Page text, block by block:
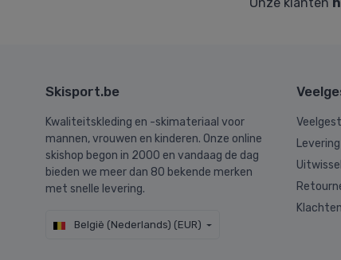
Onze klanten
Skisport.be
Kwaliteitskleding en -skimateriaal voor
mannen, vrouwen en kinderen. Onze online
skishop begon in 2000 en vandaag de dag
bieden we meer dan 80 bekende merken
met snelle levering.
België (Nederlands) (EUR)
Klachten